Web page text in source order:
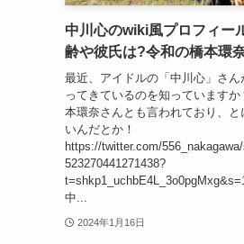
中川心のwiki風プロフィー
齢や彼氏は?令和の橋本環
最近、アイドルの「中川心」さん
ってきているのを知っています
本環奈さんとも言われており、と
いんだとか！
https://twitter.com/
523270441271438?
中...
2024年1月16日